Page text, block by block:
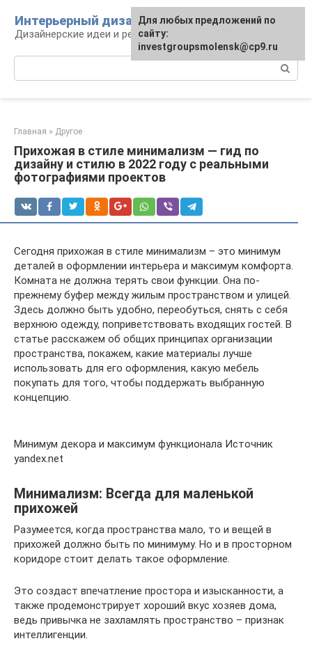
контенту
Интерьерный дизайн
Дизайнерские идеи и решения
Главная » Другое
Прихожая в стиле минимализм — гид по
дизайну и стилю в 2022 году с реальными
фотографиями проектов
Сегодня прихожая в стиле минимализм – это минимум
деталей в оформлении интерьера и максимум комфорта.
Комната не должна терять свои функции. Она по-
прежнему буфер между жилым пространством и улицей.
Здесь должно быть удобно, переобуться, снять с себя
верхнюю одежду, поприветствовать входящих гостей. В
статье расскажем об общих принципах организации
пространства, покажем, какие материалы лучше
использовать для его оформления, какую мебель
покупать для того, чтобы поддержать выбранную
концепцию.
Минимум декора и максимум функционала Источник
yandex.net
Минимализм: Всегда для маленькой
прихожей
Разумеется, когда пространства мало, то и вещей в
прихожей должно быть по минимуму. Но и в просторном
коридоре стоит делать такое оформление.
Это создаст впечатление простора и изысканности, а
также продемонстрирует хороший вкус хозяев дома,
ведь привычка не захламлять пространство – признак
интеллигенции.
Для любых предложений по
сайту:
investgroupsmolensk@cp9.ru